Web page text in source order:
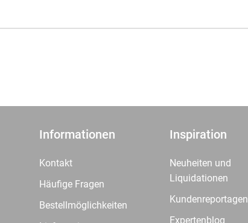
Informationen
Kontakt
Häufige Fragen
Bestellmöglichkeiten
Inspiration
Neuheiten und
Liquidationen
Kundenreportagen
Expertenblog